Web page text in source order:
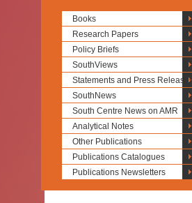
Books
Research Papers
Policy Briefs
SouthViews
Statements and Press Releases
SouthNews
South Centre News on AMR
Analytical Notes
Other Publications
Publications Catalogues
Publications Newsletters